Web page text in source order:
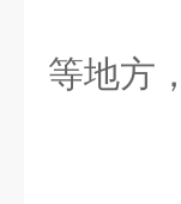
4.
等地方
1.